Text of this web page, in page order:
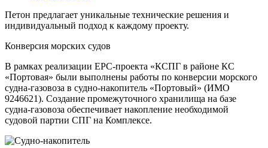
Петон предлагает уникальные технические решения и
индивидуальный подход к каждому проекту.
Конверсия морских судов
В рамках реализации ЕРС-проекта «КСПГ в районе КС
«Портовая» были выполнены работы по конверсии морского
судна-газовоза в судно-накопитель «Портовый» (ИМО
9246621). Создание промежуточного хранилища на базе
судна-газовоза обеспечивает накопление необходимой
судовой партии СПГ на Комплексе.